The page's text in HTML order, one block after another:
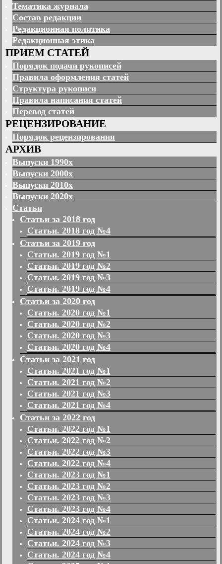
Тематика журнала
Состав редакции
Редакционная политика
Редакционная этика
ПРИЕМ СТАТЕЙ
Порядок подачи рукописей
Правила оформления статей
Структура рукописи
Правила написания статей
Перевод статей
РЕЦЕНЗИРОВАНИЕ
Порядок рецензирования
АРХИВ
Выпуски 1990х
Выпуски 2000х
Выпуски 2010х
Выпуски 2020х
Статьи
Статьи за 2018 год
Статьи. 2018 год №4
Статьи за 2019 год
Статьи. 2019 год №1
Статьи. 2019 год №2
Статьи. 2019 год №3
Статьи. 2019 год №4
Статьи за 2020 год
Статьи. 2020 год №1
Статьи. 2020 год №2
Статьи. 2020 год №3
Статьи. 2020 год №4
Статьи за 2021 год
Статьи. 2021 год №1
Статьи. 2021 год №2
Статьи. 2021 год №3
Статьи. 2021 год №4
Статьи за 2022 год
Статьи. 2022 год №1
Статьи. 2022 год №2
Статьи. 2022 год №3
Статьи. 2022 год №4
Статьи. 2023 год №1
Статьи. 2023 год №2
Статьи. 2023 год №3
Статьи. 2023 год №4
Статьи. 2024 год №1
Статьи. 2024 год №2
Статьи. 2024 год №3
Статьи. 2024 год №4